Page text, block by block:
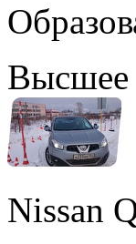
Высшее
Nissan